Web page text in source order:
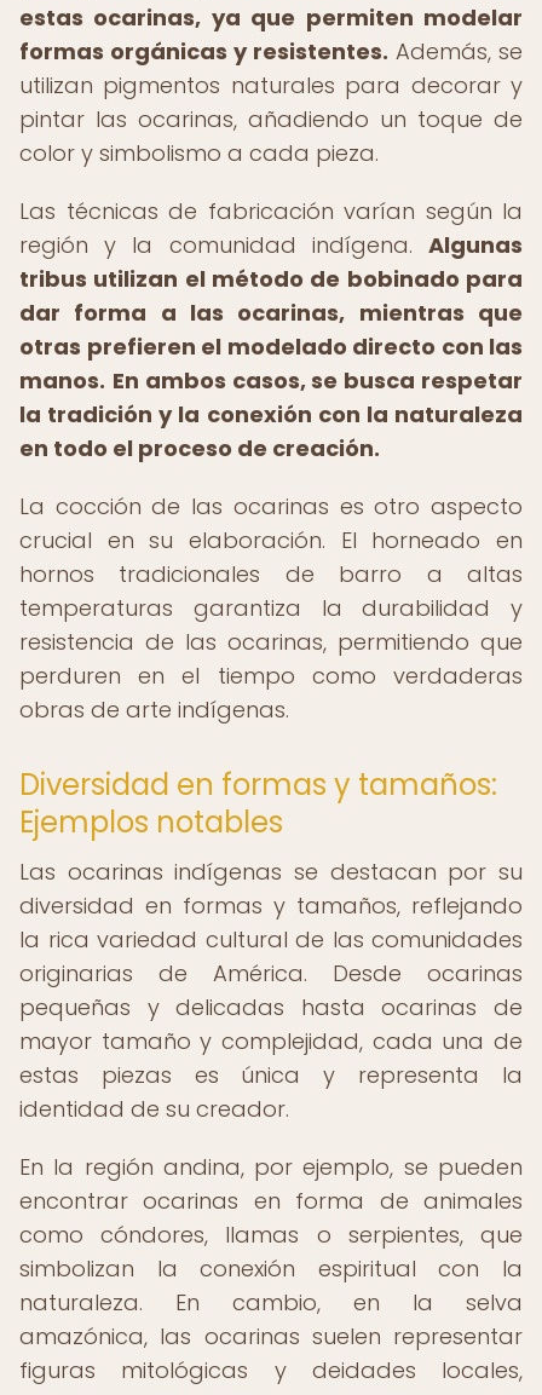
estas ocarinas, ya que permiten modelar
formas orgánicas y resistentes. Además, se
utilizan pigmentos naturales para decorar y
pintar las ocarinas, añadiendo un toque de
color y simbolismo a cada pieza.
Las técnicas de fabricación varían según la
región y la comunidad indígena. Algunas
tribus utilizan el método de bobinado para
dar forma a las ocarinas, mientras que
otras prefieren el modelado directo con las
manos. En ambos casos, se busca respetar
la tradición y la conexión con la naturaleza
en todo el proceso de creación.
La cocción de las ocarinas es otro aspecto
crucial en su elaboración. El horneado en
hornos tradicionales de barro a altas
temperaturas garantiza la durabilidad y
resistencia de las ocarinas, permitiendo que
perduren en el tiempo como verdaderas
obras de arte indígenas.
Diversidad en formas y tamaños:
Ejemplos notables
Las ocarinas indígenas se destacan por su
diversidad en formas y tamaños, reflejando
la rica variedad cultural de las comunidades
originarias de América. Desde ocarinas
pequeñas y delicadas hasta ocarinas de
mayor tamaño y complejidad, cada una de
estas piezas es única y representa la
identidad de su creador.
En la región andina, por ejemplo, se pueden
encontrar ocarinas en forma de animales
como cóndores, llamas o serpientes, que
simbolizan la conexión espiritual con la
naturaleza. En cambio, en la selva
amazónica, las ocarinas suelen representar
figuras mitológicas y deidades locales,